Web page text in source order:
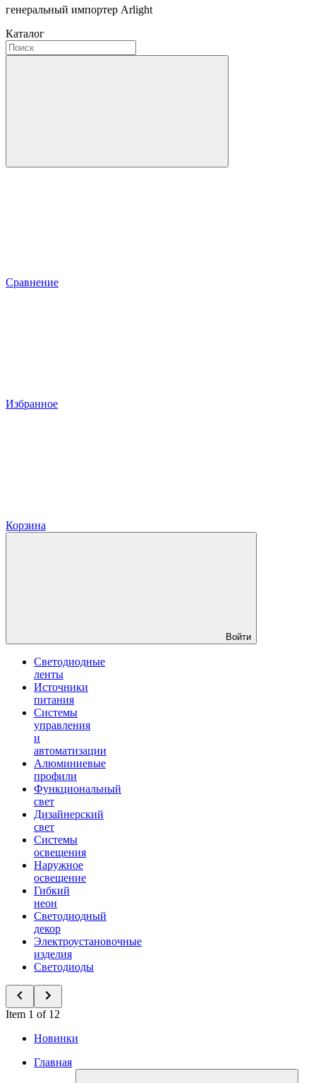
генеральный импортер Arlight
Каталог
Сравнение
Избранное
Корзина
Войти
Светодиодные
ленты
Источники
питания
Системы
управления
и
автоматизации
Алюминиевые
профили
Функциональный
свет
Дизайнерский
свет
Системы
освещения
Наружное
освещение
Гибкий
неон
Светодиодный
декор
Электроустановочные
изделия
Светодиоды
Item 1 of 12
Новинки
Главная